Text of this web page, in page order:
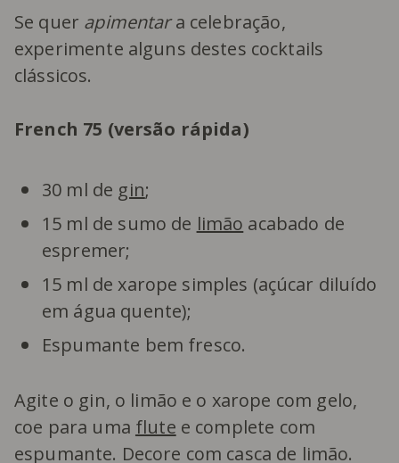
Se quer apimentara celebração,
experimente alguns destes cocktails
clássicos.
French 75 (versão rápida)
30 ml de gin;
15 ml de sumo de limão acabado de
espremer;
15 ml de xarope simples (açúcar diluído
em água quente);
Espumante bem fresco.
Agite o gin, o limão e o xarope com gelo,
coe para uma flute e complete com
espumante. Decore com casca de limão.